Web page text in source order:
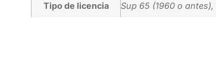
Tipo de licencia Sup 65 (1960 o